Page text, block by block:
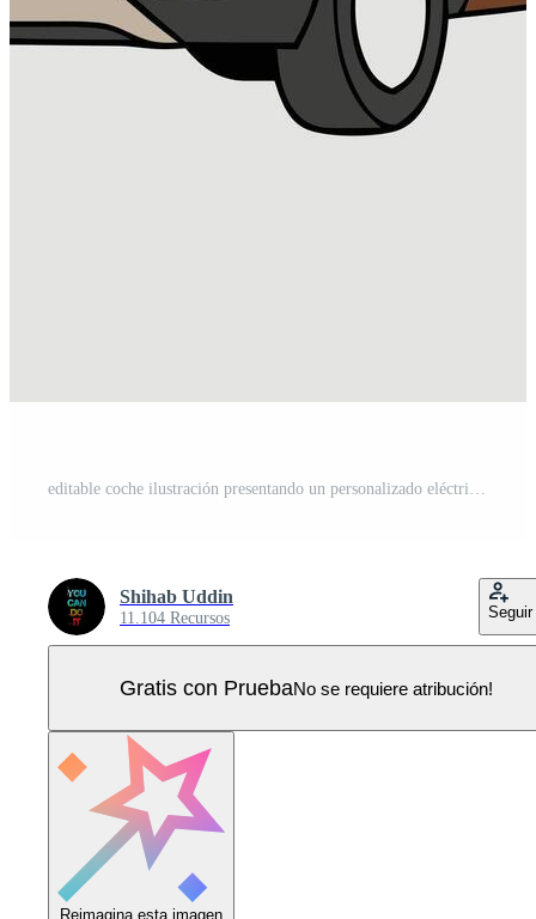
editable coche ilustración presentando un personalizado eléctrico vehículo Vector Pro
Shihab Uddin
11.104 Recursos Seguir
Gratis con PruebaNo se requiere atribución!
Reimagina esta imagen